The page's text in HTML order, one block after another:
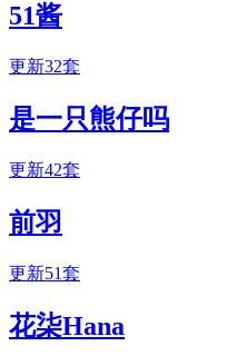
51酱
更新32套
是一只熊仔吗
更新42套
前羽
更新51套
花柒Hana